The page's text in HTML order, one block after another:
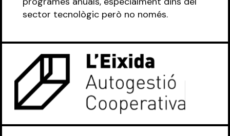
sector tecnològic però no només.